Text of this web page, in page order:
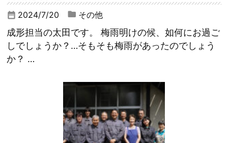
date_range 2024/7/20 その他
成形担当の太田です。 梅雨明けの候、如何にお過ご
しでしょうか？…そもそも梅雨があったのでしょう
か？ …